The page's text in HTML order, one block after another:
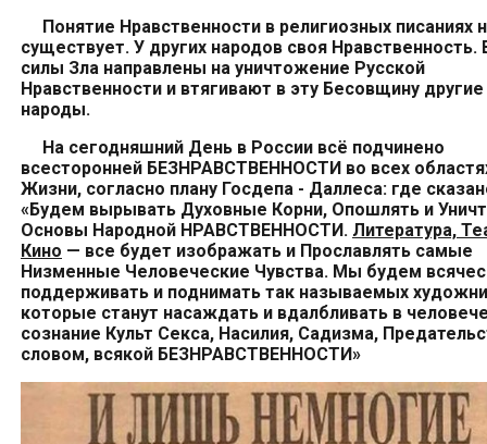
Понятие Нравственности в религиозных писаниях
существует. У других народов своя Нравственность.
силы Зла направлены на уничтожение Русской
Нравственности и втягивают в эту Бесовщину другие
народы.
На сегодняшний День в России всё подчинено
всесторонней БЕЗНРАВСТВЕННОСТИ во всех
Жизни, согласно плану Госдепа - Даллеса: где
«Будем вырывать Духовные Корни, Опошлять и
Основы Народной НРАВСТВЕННОСТИ. Литература,
Кино — все будет изображать и Прославлять самые
Низменные Человеческие Чувства. Мы будем
поддерживать и поднимать так называемых
которые станут насаждать и вдалбливать в
сознание Культ Секса, Насилия, Садизма,
словом, всякой БЕЗНРАВСТВЕННОСТИ»